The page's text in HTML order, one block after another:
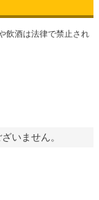
飲酒は法律で禁止され
いません。